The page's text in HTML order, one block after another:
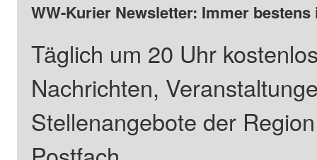
WW-Kurier Newsletter: Immer
Täglich um 20 Uhr
Nachrichten,
Stellenangebote der